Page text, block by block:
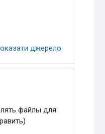
джерело
файлы для